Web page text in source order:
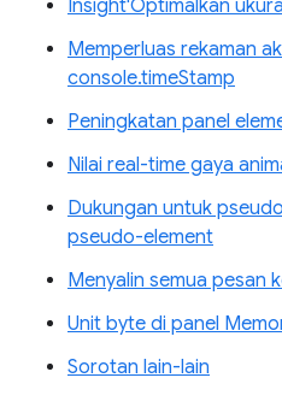
Insight'Optimalkan
Memperluas rekaman
console.timeStamp
Peningkatan panel
Nilai real-time gaya
Dukungan untuk
pseudo-element
Menyalin semua pesan
Unit byte di panel
Sorotan lain-lain